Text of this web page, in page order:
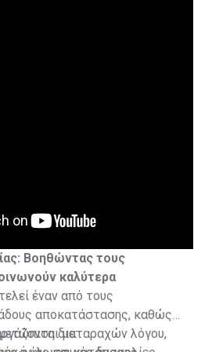
Βοηθώντας τους
καλύτερα
έναν από τους
αποκατάστασης, καθώς
διαταραχών λόγου,
με: